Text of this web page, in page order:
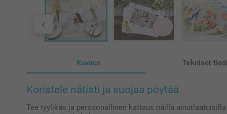
Kuvaus Tekniset
Koristele nätisti ja suojaa pöytää
Tee tyylikäs ja persoonallinen kattaus näillä